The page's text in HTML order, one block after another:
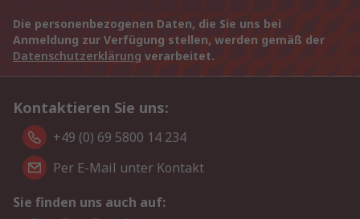
Die personenbezogenen Daten, die Sie uns bei
Anmeldung zur Verfügung stellen, werden gemäß der
Datenschutzerklärung verarbeitet.
Kontaktieren Sie uns:
+49 (0) 69 5800 14 234
Per E-Mail unter Kontakt
Sie finden uns auch auf: